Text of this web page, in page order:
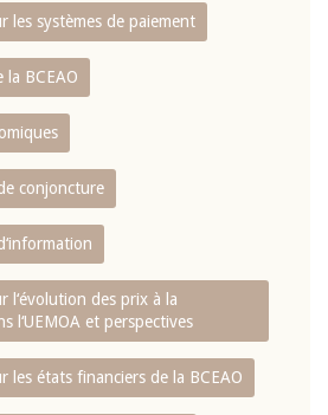
les systèmes de paiement
la BCEAO
conjoncture
l‘évolution des prix à la
l‘UEMOA et perspectives
les états financiers de la BCEAO